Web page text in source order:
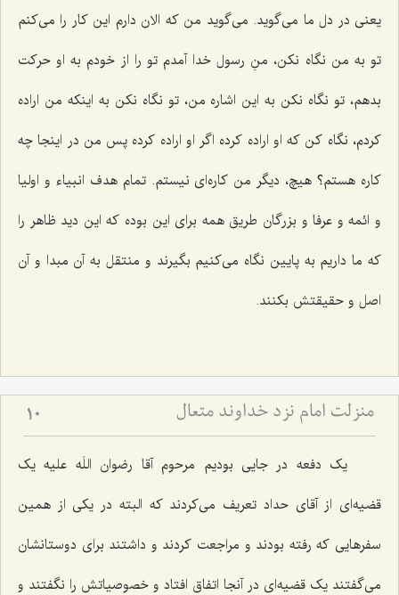
یعنی در دل ما می‌گوید. می‌گوید من که الان دارم این کار را می‌کنم
تو به من نگاه نکن، منِ رسول خدا آمدم تو را از خودم به او حرکت
بدهم، تو نگاه نکن به این اشاره من، تو نگاه نکن به اینکه من اراده
کردم، نگاه کن که او اراده کرده اگر او اراده کرده پس من در اینجا چه
کاره هستم؟ هیچ، دیگر من کاره‌ای نیستم. تمام هدف انبیاء و اولیا
و ائمه و عرفا و بزرگان طریق همه برای این بوده که این دید ظاهر را
که ما داریم به پایین نگاه می‌کنیم بگیرند و منتقل به آن مبدا و آن
اصل و حقیقتش بکنند.
منزلت امام نزد خداوند متعال 10
یک دفعه در جایی بودیم مرحوم آقا رضوان اللَه علیه یک
قضیه‌ای از آقای حداد تعریف می‌کردند که البته در یکی از همین
سفرهایی که رفته بودند و مراجعت کردند و داشتند برای دوستانشان
می‌گفتند یک قضیه‌ای در آنجا اتفاق افتاد و خصوصیاتش را نگفتند و